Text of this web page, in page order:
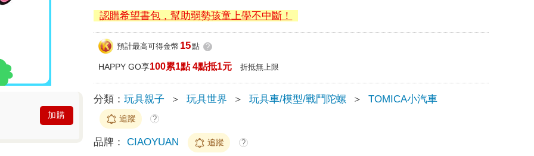
加購
認購希望書包，幫助弱勢孩童上學不中斷！
預計最高可得金幣 15點 ?
HAPPY GO享100累1點 4點抵1元 折抵無上限
分類：玩具親子 ＞ 玩具世界 ＞ 玩具車/模型/戰鬥陀螺 ＞ TOMICA小汽車
追蹤 ?
品牌： CIAOYUAN 追蹤 ?